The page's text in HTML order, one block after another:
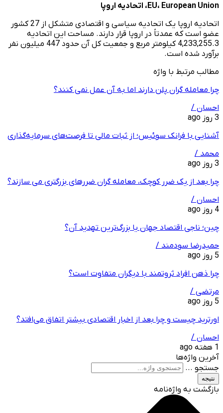
EU، European Union، اتحادیه اروپا
اتحادیه اروپا یک اتحادیه سیاسی و اقتصادی متشکل از 27 کشور
عضو است که عمدتاً در اروپا قرار دارند. مساحت این اتحادیه
4,233,255.3 کیلومتر مربع و جمعیت کل آن حدود 447 میلیون نفر
برآورد شده است.
مطالب مرتبط با واژه
چرا معامله ‌گران پلن دارند اما به آن عمل نمی ‌کنند؟
احسان /
3 روز ago
آشنایی با فرانک سوئیس؛ از ثبات مالی تا فرصت‌های سرمایه‌گذاری
محمد /
3 روز ago
چرا بعد از یک ضرر کوچک، معامله‌ گران ضررهای بزرگتری می ‌سازند؟
احسان /
4 روز ago
چین؛ ناجی اقتصاد جهان یا بزرگ‌ترین تهدید آن؟
حمیدرضا سودمند /
5 روز ago
چرا ذهن افراد ثروتمند با دیگران متفاوت است؟
مرتضی /
5 روز ago
اورترید چیست و چرا بعد از اخبار اقتصادی بیشتر اتفاق می‌افتد؟
احسان /
1 هفته ago
آخرین واژه‌ها
جستجو ...
نتیجه
بازگشت به واژه‌نامه